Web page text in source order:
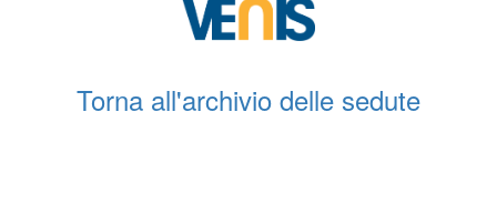
Torna all'archivio delle sedute